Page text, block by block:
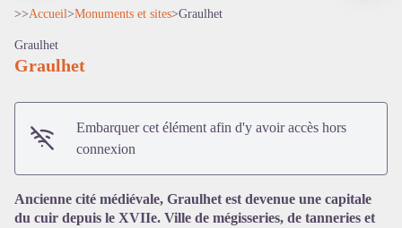
>>Accueil>Monuments et sites>Graulhet
Graulhet
Graulhet
Embarquer cet élément afin d'y avoir accès hors
connexion
Ancienne cité médiévale, Graulhet est devenue une capitale
du cuir depuis le XVIIe. Ville de mégisseries, de tanneries et